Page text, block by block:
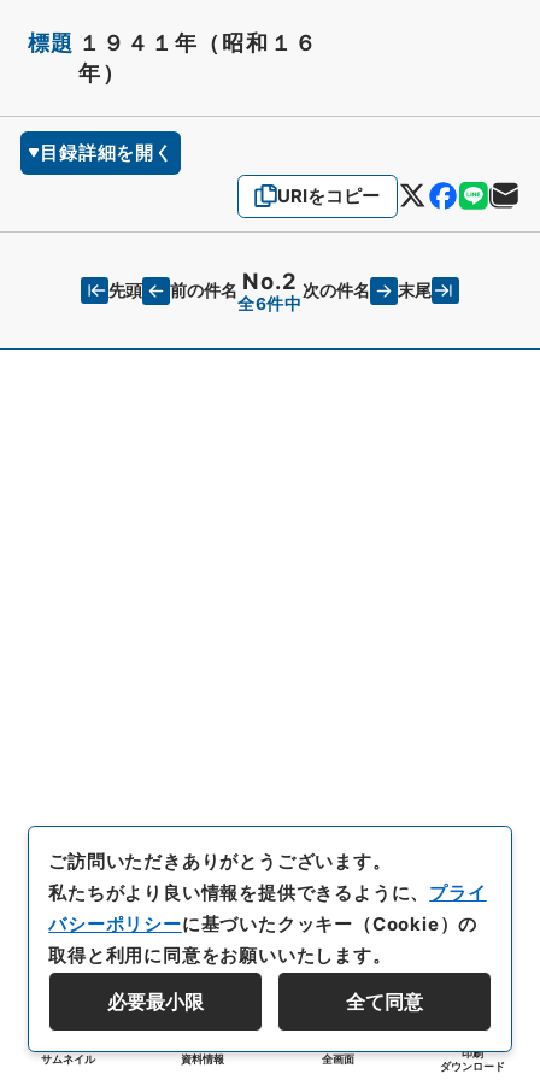
標題 １９４１年（昭和１６
年）
目録詳細を開く
URIをコピー
先頭 前の件名 No.2
全6件中
次の件名 末尾
サムネイル 資料情報 全画面
印刷
ダウンロード
ご訪問いただきありがとうございます。
私たちがより良い情報を提供できるように、 プライ
バシーポリシーに基づいたクッキー（Cookie）の
取得と利用に同意をお願いいたします。
必要最小限 全て同意